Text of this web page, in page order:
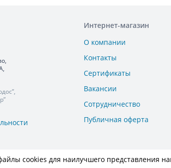
Интернет-магазин
О компании
Контакты
Сертификаты
Вакансии
Сотрудничество
Публичная оферта
cookies для наилучшего представления